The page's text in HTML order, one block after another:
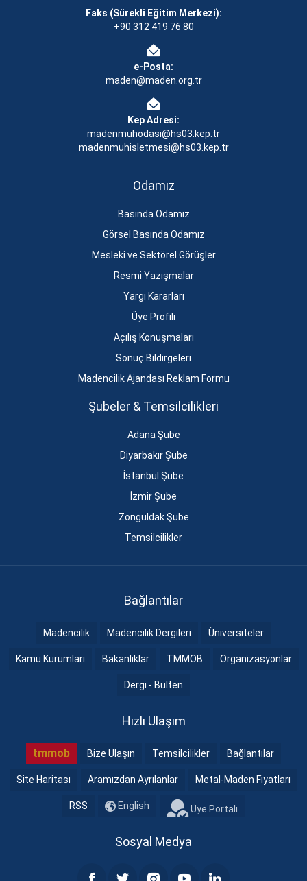
Faks (Sürekli Eğitim Merkezi):
+90 312 419 76 80
e-Posta:
maden@maden.org.tr
Kep Adresi:
madenmuhodasi@hs03.kep.tr
madenmuhisletmesi@hs03.kep.tr
Odamız
Basında Odamız
Görsel Basında Odamız
Mesleki ve Sektörel Görüşler
Resmi Yazışmalar
Yargı Kararları
Üye Profili
Açılış Konuşmaları
Sonuç Bildirgeleri
Madencilik Ajandası Reklam Formu
Şubeler & Temsilcilikleri
Adana Şube
Diyarbakır Şube
İstanbul Şube
İzmir Şube
Zonguldak Şube
Temsilcilikler
Bağlantılar
Madencilik Madencilik Dergileri Üniversiteler
Kamu Kurumları Bakanlıklar TMMOB Organizasyonlar
Dergi - Bülten
Hızlı Ulaşım
tmmob Bize Ulaşın Temsilcilikler Bağlantılar
Site Haritası Aramızdan Ayrılanlar Metal-Maden Fiyatları
RSS English Üye Portalı
Sosyal Medya